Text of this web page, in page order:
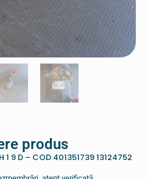
produs
9 D – COD 401351739 13124752